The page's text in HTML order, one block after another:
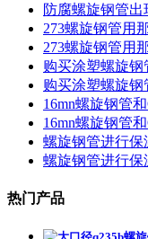
防腐螺旋钢管
273螺旋钢管用
273螺旋钢管用
购买涂塑螺旋
购买涂塑螺旋
16mn螺旋钢管
16mn螺旋钢管
螺旋钢管进行
螺旋钢管进行
热门产品